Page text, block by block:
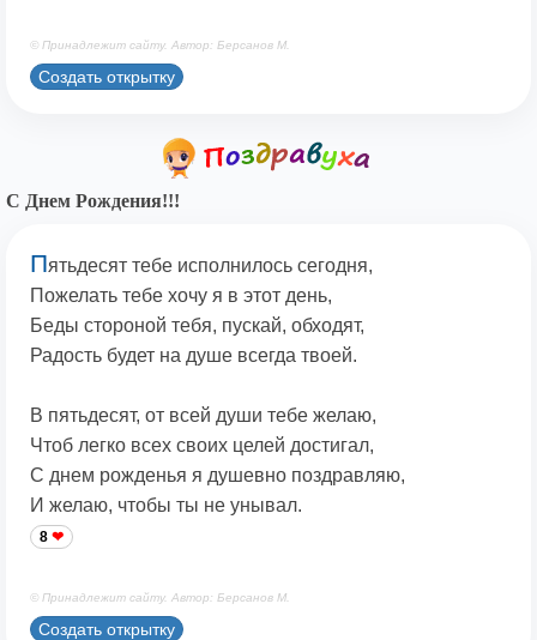
© Принадлежит сайту. Автор: Берсанов М.
Создать открытку
С Днем Рождения!!!
Пятьдесят тебе исполнилось сегодня,
Пожелать тебе хочу я в этот день,
Беды стороной тебя, пускай, обходят,
Радость будет на душе всегда твоей.
В пятьдесят, от всей души тебе желаю,
Чтоб легко всех своих целей достигал,
С днем рожденья я душевно поздравляю,
И желаю, чтобы ты не унывал.
8
© Принадлежит сайту. Автор: Берсанов М.
Создать открытку